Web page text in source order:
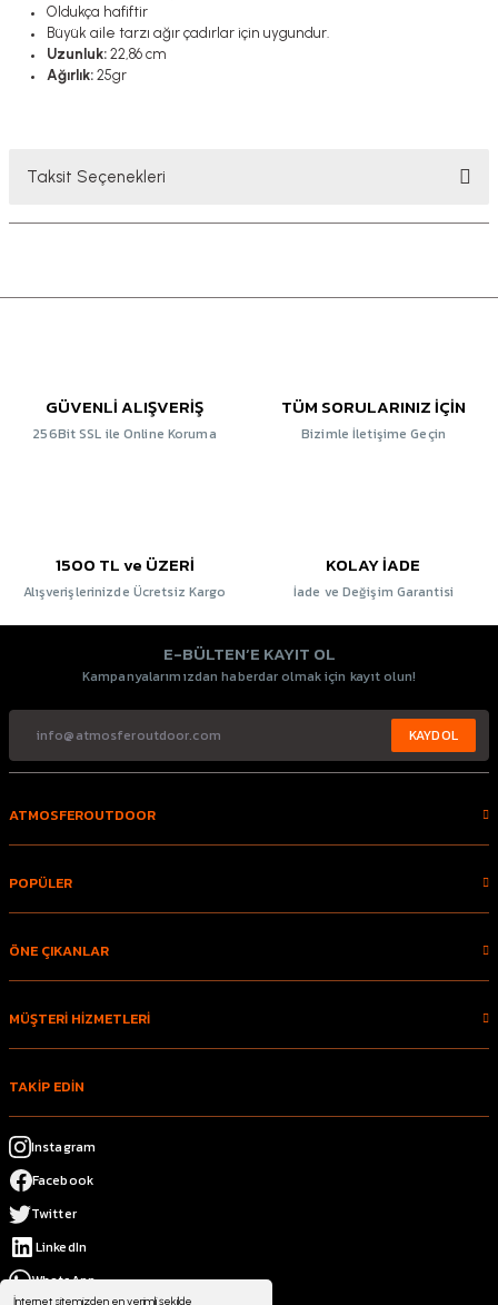
İnternet sitemizden en verimli şekilde
Oldukça hafiftir
Büyük aile tarzı ağır çadırlar için uygundur.
Uzunluk: 22,86 cm
Ağırlık: 25gr
Taksit Seçenekleri
GÜVENLİ ALIŞVERİŞ
256Bit SSL ile Online Koruma
TÜM SORULARINIZ İÇİN
Bizimle İletişime Geçin
1500 TL ve ÜZERİ
Alışverişlerinizde Ücretsiz Kargo
KOLAY İADE
İade ve Değişim Garantisi
E-BÜLTEN’E KAYIT OL
Kampanyalarımızdan haberdar olmak için kayıt olun!
KAYDOL
ATMOSFEROUTDOOR
POPÜLER
ÖNE ÇIKANLAR
MÜŞTERİ HİZMETLERİ
TAKİP EDİN
Instagram
Facebook
Twitter
LinkedIn
WhatsApp